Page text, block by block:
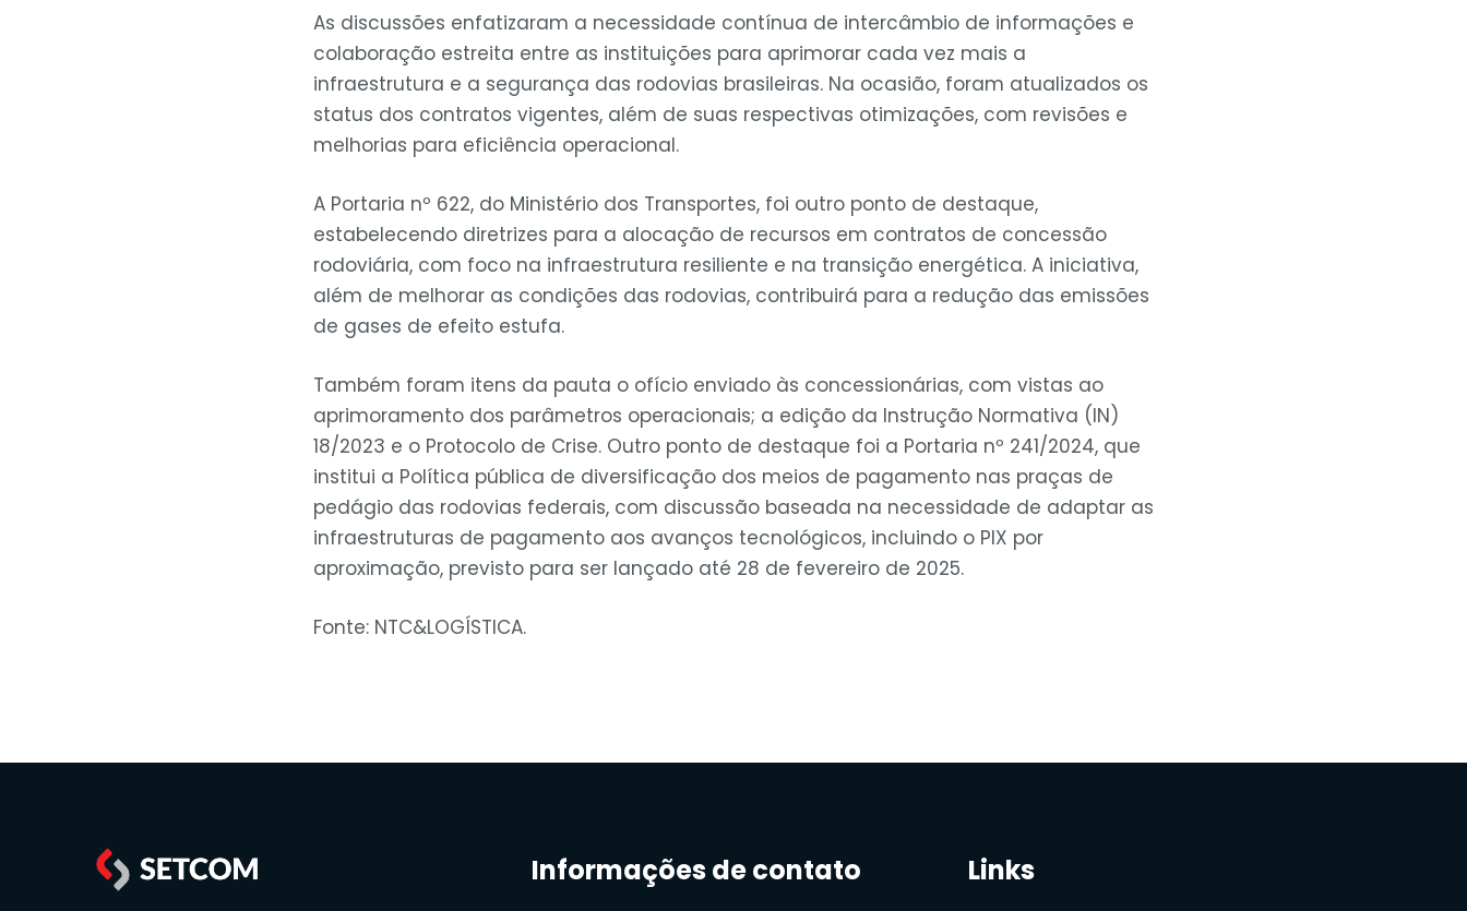
As discussões enfatizaram a necessidade contínua de intercâmbio de informações e
colaboração estreita entre as instituições para aprimorar cada vez mais a
infraestrutura e a segurança das rodovias brasileiras. Na ocasião, foram atualizados os
status dos contratos vigentes, além de suas respectivas otimizações, com revisões e
melhorias para eficiência operacional.
A Portaria nº 622, do Ministério dos Transportes, foi outro ponto de destaque,
estabelecendo diretrizes para a alocação de recursos em contratos de concessão
rodoviária, com foco na infraestrutura resiliente e na transição energética. A iniciativa,
além de melhorar as condições das rodovias, contribuirá para a redução das emissões
de gases de efeito estufa.
Também foram itens da pauta o ofício enviado às concessionárias, com vistas ao
aprimoramento dos parâmetros operacionais; a edição da Instrução Normativa (IN)
18/2023 e o Protocolo de Crise. Outro ponto de destaque foi a Portaria nº 241/2024, que
institui a Política pública de diversificação dos meios de pagamento nas praças de
pedágio das rodovias federais, com discussão baseada na necessidade de adaptar as
infraestruturas de pagamento aos avanços tecnológicos, incluindo o PIX por
aproximação, previsto para ser lançado até 28 de fevereiro de 2025.
Fonte: NTC&LOGÍSTICA.
Informações de contato Links